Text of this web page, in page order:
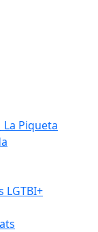
Piqueta